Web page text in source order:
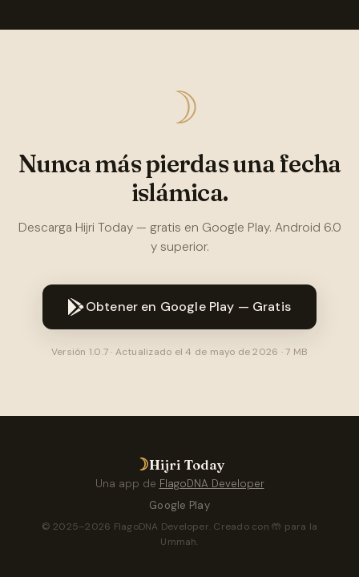
☽
Nunca más pierdas una fecha
islámica.
Descarga Hijri Today — gratis en Google Play. Android 6.0
y superior.
Obtener en Google Play — Gratis
Versión 1.0.7 · Actualizado el 4 de mayo de 2026 · 7 MB
☽Hijri Today
Una app de FlagoDNA Developer
Google Play
© 2025–2026 FlagoDNA Developer. Creado con 🤲 para la
Ummah.